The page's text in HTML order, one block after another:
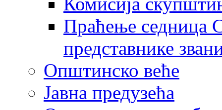
Праћење седница
представнике
Општинско веће
Јавна предузећа